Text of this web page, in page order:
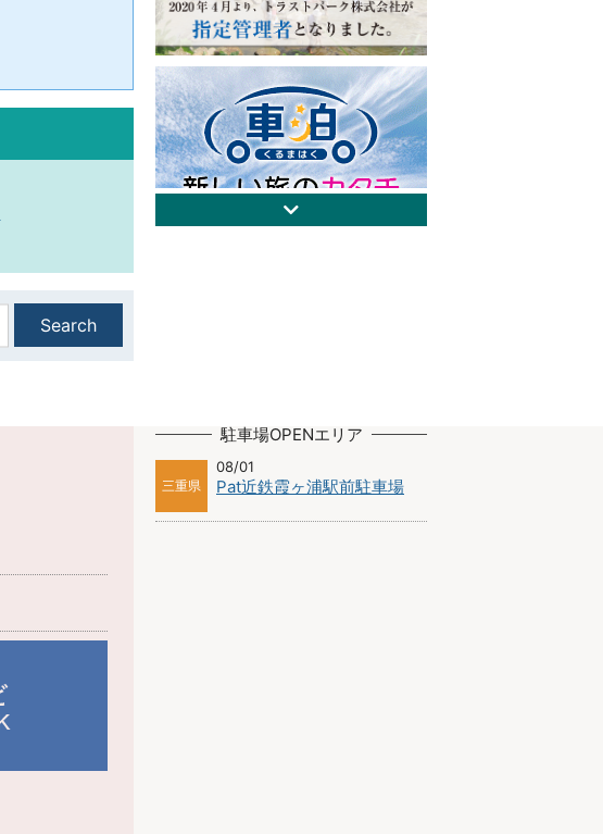
Search
駐車場OPENエリア
三重県
08/01
Pat近鉄霞ヶ浦駅前駐車場